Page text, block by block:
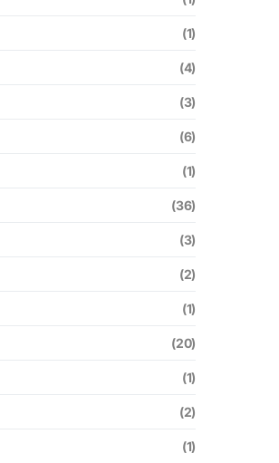
(1)
(4)
(3)
(6)
(1)
(36)
(3)
(2)
(1)
(20)
(1)
(2)
(1)